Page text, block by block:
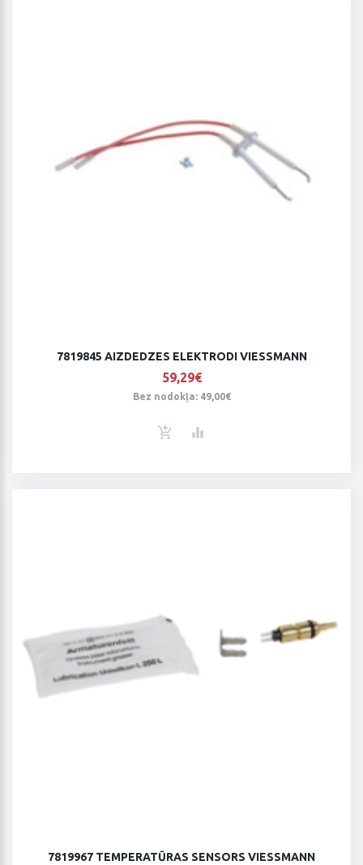
7819845 AIZDEDZES ELEKTRODI VIESSMANN
59,29€
Bez nodokļa: 49,00€
7819967 TEMPERATŪRAS SENSORS VIESSMANN